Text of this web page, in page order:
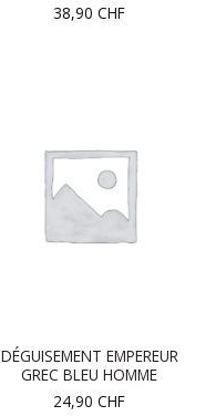
38,90 CHF
DÉGUISEMENT EMPEREUR
GREC BLEU HOMME
24,90 CHF